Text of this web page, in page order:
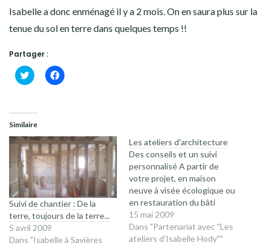
Isabelle a donc enménagé il y a 2 mois. On en saura plus sur la
tenue du sol en terre dans quelques temps !!
Partager :
Cliquez
pour
dans
nouvelle
fenêtre)
Cliquez
pour
fenêtre)
Similaire
Suivi de chantier : De la
terre, toujours de la terre...
5 avril 2009
Dans "Isabelle à Savières
Les ateliers d'architecture
Des conseils et un suivi
personnalisé A partir de
votre projet, en maison
neuve à visée écologique ou
en restauration du bâti
ancien, Isabelle, Architecte,
se propose de vous
accompagner dans vos
15 mai 2009
Dans "Partenariat avec "Les
ateliers d'Isabelle Hody""